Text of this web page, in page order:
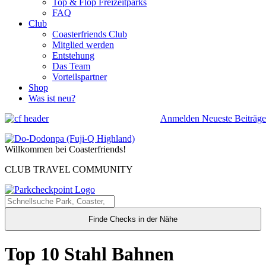
Top & Flop Freizeitparks
FAQ
Club
Coasterfriends Club
Mitglied werden
Entstehung
Das Team
Vorteilspartner
Shop
Was ist neu?
Anmelden Neueste Beiträge
Willkommen bei Coasterfriends!
CLUB TRAVEL COMMUNITY
Finde Checks in der Nähe
Top 10 Stahl Bahnen